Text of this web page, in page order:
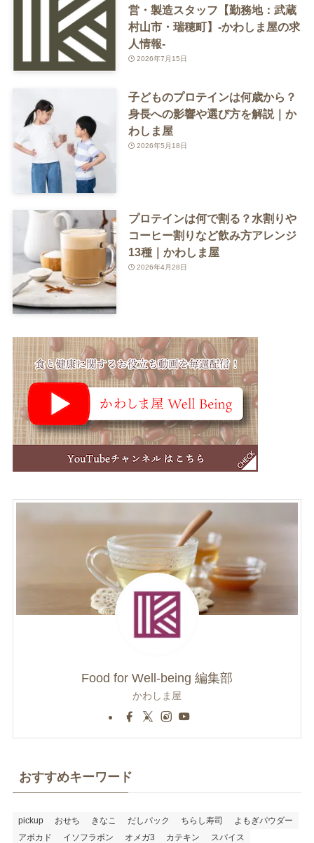
営・製造スタッフ【勤務地：武蔵
村山市・瑞穂町】-かわしま屋の求
人情報-
2026年7月15日
子どものプロテインは何歳から？
身長への影響や選び方を解説｜か
わしま屋
2026年5月18日
プロテインは何で割る？水割りや
コーヒー割りなど飲み方アレンジ
13種｜かわしま屋
2026年4月28日
Food for Well-being 編集部
かわしま屋
おすすめキーワード
pickup おせち きなこ だしパック ちらし寿司
よもぎパウダー
アボカド
イソフラボン オメガ3 カテキン
スパイス